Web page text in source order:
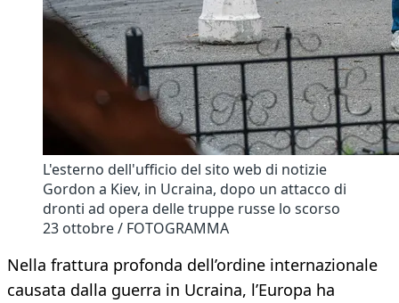
L'esterno dell'ufficio del sito web di notizie
Gordon a Kiev, in Ucraina, dopo un attacco di
dronti ad opera delle truppe russe lo scorso
23 ottobre / FOTOGRAMMA
Nella frattura profonda dell’ordine internazionale
causata dalla guerra in Ucraina, l’Europa ha